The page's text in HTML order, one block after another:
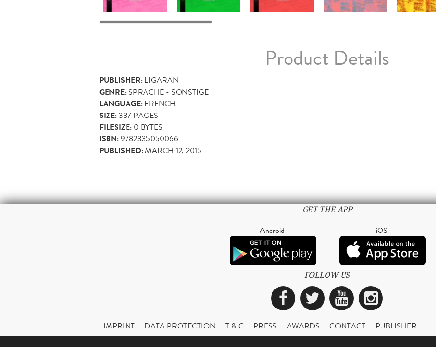
Product Details
PUBLISHER: LIGARAN
GENRE: SPRACHE - SONSTIGE
LANGUAGE: FRENCH
SIZE:337 PAGES
FILESIZE: 0 BYTES
ISBN:9782335050066
PUBLISHED:MARCH 12, 2015
GET THE APP
Android iOS
FOLLOW US
Facebook
TwitterYouTubeInstagram
IMPRINT DATA PROTECTION T & C PRESS AWARDS CONTACT PUBLISHER